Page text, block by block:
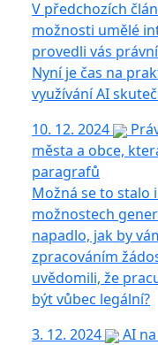
V předchozích
možnosti umělé
provedli vás
Nyní je čas na
využívání AI
10. 12. 2024
města a obce,
paragrafů
Možná se to stalo
možnostech
napadlo, jak by
zpracováním
uvědomili, že
být vůbec legální?
3. 12. 2024
AI